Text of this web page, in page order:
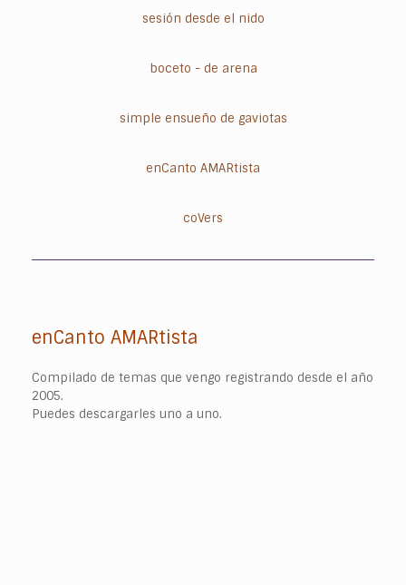
sesión desde el nido
boceto - de arena
simple ensueño de gaviotas
enCanto AMARtista
coVers
enCanto AMARtista
Compilado de temas que vengo registrando desde el año
2005.
Puedes descargarles uno a uno.